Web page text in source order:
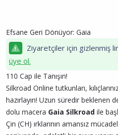
Efsane Geri Dönüyor: Gaia
Ziyaretçiler için gizlenmiş
üye ol.
110 Cap ile Tanışın!
Silkroad Online tutkunları,
hazırlayın! Uzun süredir beklenen
dolu macera Gaia Silkroad ile
Çin (CH) ırklarının amansız